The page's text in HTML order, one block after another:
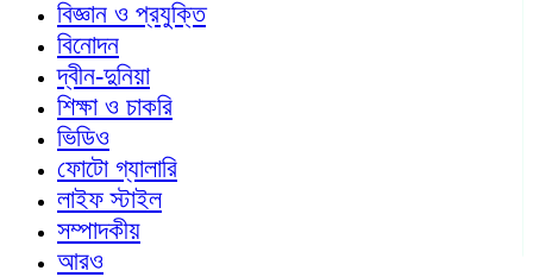
বিজ্ঞান ও প্রযুক্তি
বিনোদন
দ্বীন-দুনিয়া
শিক্ষা ও চাকরি
ভিডিও
ফোটো গ্যালারি
লাইফ স্টাইল
সম্পাদকীয়
আরও